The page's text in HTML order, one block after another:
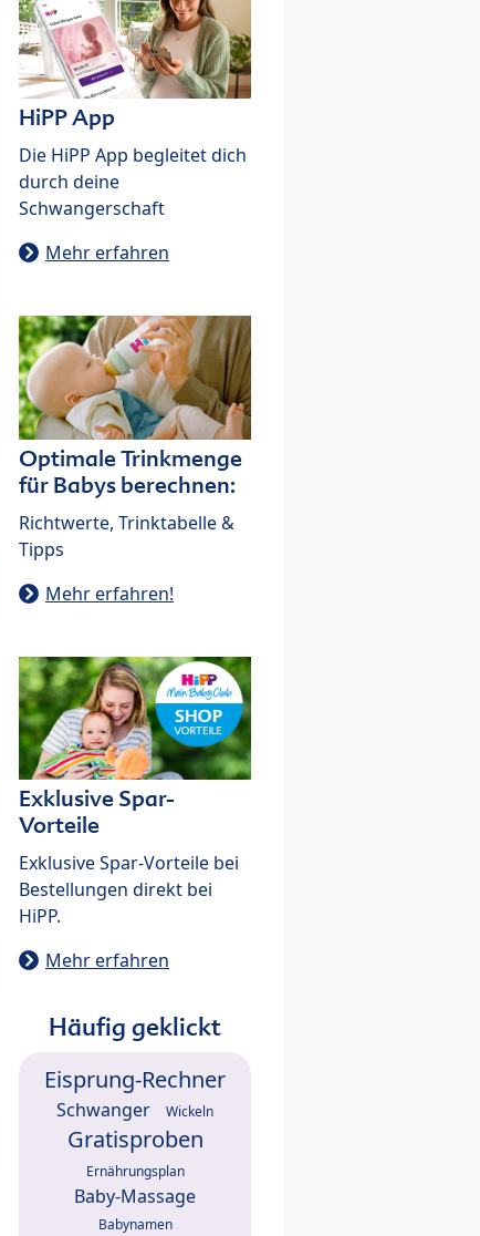
HiPP App
Die HiPP App begleitet dich
durch deine
Schwangerschaft
Mehr erfahren
Optimale Trinkmenge
für Babys berechnen:
Richtwerte, Trinktabelle &
Tipps
Mehr erfahren!
Exklusive Spar-
Vorteile
Exklusive Spar-Vorteile bei
Bestellungen direkt bei
HiPP.
Mehr erfahren
Häufig geklickt
Eisprung-Rechner
Schwanger Wickeln
Gratisproben
Ernährungsplan
Baby-Massage
Babynamen